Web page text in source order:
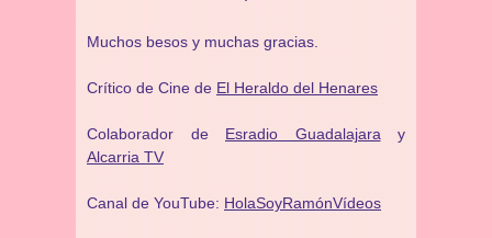
Muchos besos y muchas gracias.
Crítico de Cine de El Heraldo del Henares
Colaborador de Esradio Guadalajara y
Alcarria TV
Canal de YouTube: HolaSoyRamónVídeos